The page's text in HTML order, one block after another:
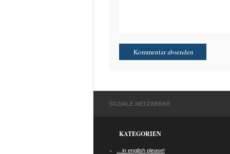
SOZIALE NETZWERKE
KATEGORIEN
…in english please!